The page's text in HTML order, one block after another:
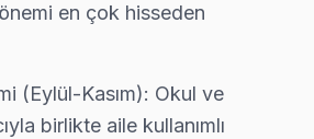
bazı yazılımları
₺300 - ₺600 arası.
serisi: Sanyo X serisi.
Sanyo televizyonların genel
en çok hisseden
(Eylül-Kasım): Okul ve
birlikte aile kullanımlı